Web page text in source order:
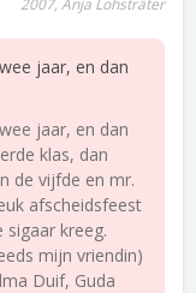
2007, Anja Lohsträter
jaar, en dan
jaar, en dan
klas, dan
de vijfde en mr.
afscheidsfeest
kreeg.
mijn vriendin)
Duif, Guda